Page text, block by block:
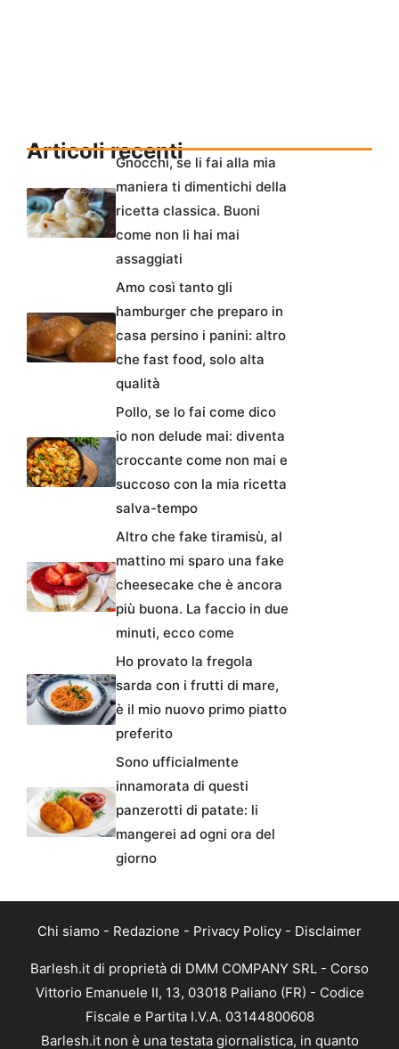
Articoli recentiGnocchi, se li fai alla mia
maniera ti dimentichi della
ricetta classica. Buoni
come non li hai mai
assaggiati
Amo così tanto gli
hamburger che preparo in
casa persino i panini: altro
che fast food, solo alta
qualità
Pollo, se lo fai come dico
io non delude mai: diventa
croccante come non mai e
succoso con la mia ricetta
salva-tempo
Altro che fake tiramisù, al
mattino mi sparo una fake
cheesecake che è ancora
più buona. La faccio in due
minuti, ecco come
Ho provato la fregola
sarda con i frutti di mare,
è il mio nuovo primo piatto
preferito
Sono ufficialmente
innamorata di questi
panzerotti di patate: li
mangerei ad ogni ora del
giorno
Chi siamo - Redazione - Privacy Policy - Disclaimer
Barlesh.it di proprietà di DMM COMPANY SRL - Corso
Vittorio Emanuele II, 13, 03018 Paliano (FR) - Codice
Fiscale e Partita I.V.A. 03144800608
Barlesh.it non è una testata giornalistica, in quanto